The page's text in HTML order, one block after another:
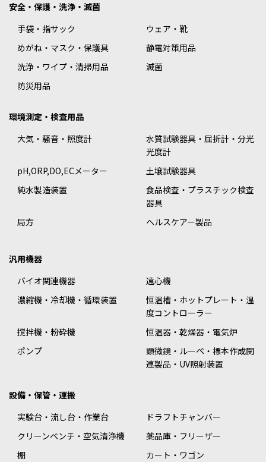
安全・保護・洗浄・滅菌
手袋・指サック
ウェア・靴
めがね・マスク・保護具
静電対策用品
洗浄・ワイプ・清掃用品
滅菌
防災用品
環境測定・検査用品
大気・騒音・照度計
水質試験器具・屈折計・分光
光度計
pH,ORP,DO,ECメーター
土壌試験器具
純水製造装置
食品検査・プラスチック検査
器具
局方
ヘルスケアー製品
汎用機器
バイオ関連機器
遠心機
濃縮機・冷却機・循環装置
恒温槽・ホットプレート・温
度コントローラー
撹拌機・粉砕機
恒温器・乾燥器・電気炉
ポンプ
顕微鏡・ルーペ・標本作成関
連製品・UV照射装置
設備・保管・運搬
実験台・流し台・作業台
ドラフトチャンバー
クリーンベンチ・空気清浄機
薬品庫・フリーザー
棚
カート・ワゴン